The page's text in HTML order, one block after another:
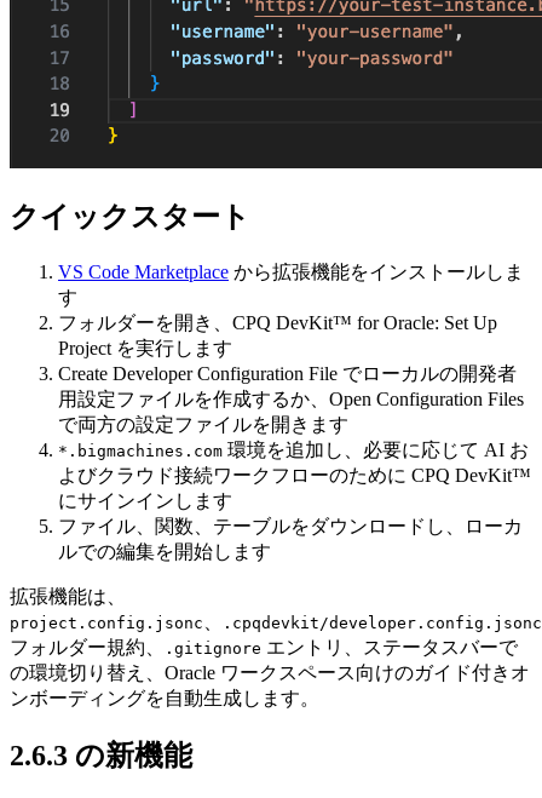
クイックスタート
VS Code Marketplace から拡張機能をインストールしま
す
フォルダーを開き
CPQ DevKit™ for Oracle: Set Up
Project を実行します
Create Developer Configuration File でローカルの開発者
用設定ファイルを作成するか、 Open Configuration Files
で両方の設定ファイルを開きます
*.bigmachines.com 環境を追加 し、必要に応じて AI お
よびクラウド接続ワークフローのために CPQ DevKit™
にサインインします
ファイル、関数、テーブルをダウンロード し、ローカ
ルでの編集を開始します
拡張機能は、
project.config.jsonc .cpqdevkit/developer.config.jsonc
フォルダー規約、 .gitignore エントリ、ステータスバーで
の環境切り替え、Oracle ワークスペース向けのガイド付きオ
ンボーディングを自動生成します。
2.6.3 の新機能